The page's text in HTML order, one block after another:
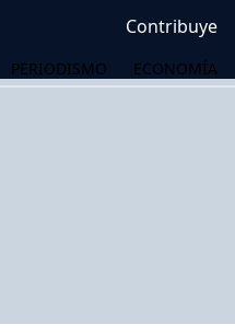
Contribuye
PERIODISMO ECONOMÍA